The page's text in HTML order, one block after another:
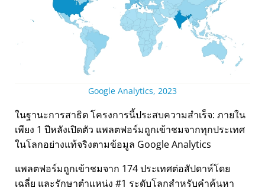
Google Analytics, 2023
ในฐานะการสาธิต โครงการนี้ประสบความสำเร็จ: ภายใน
เพียง 1 ปีหลังเปิดตัว แพลตฟอร์มถูกเข้าชมจากทุกประเทศ
ในโลกอย่างแท้จริงตามข้อมูล Google Analytics
แพลตฟอร์มถูกเข้าชมจาก 174 ประเทศต่อสัปดาห์โดย
เฉลี่ย และรักษาตำแหน่ง #1 ระดับโลกสำหรับคำค้นหา